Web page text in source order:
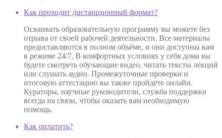
Как проходит дистанционный формат?
Осваивать образовательную программу вы можете без
отрыва от своей рабочей деятельности. Все материалы
предоставляются в полном объёме, и они доступны вам
в режиме 24/7. В комфортных условиях у себя дома вы
будете смотреть обучающие видео, читать тексты лекций
или слушать аудио. Промежуточные проверки и
итоговую аттестацию вы также пройдёте онлайн.
Кураторы, научные руководители, служба поддержки
всегда на связи, чтобы оказать вам необходимую
помощь.
Как оплатить?